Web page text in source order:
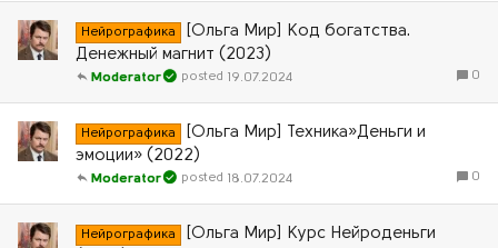
Нейрографика
[Ольга Мир] Код богатства.
Денежный магнит (2023)
0
19.07.2024
Moderator
Нейрографика
[Ольга Мир] Техника»Деньги и
эмоции» (2022)
0
18.07.2024
Moderator
Нейрографика
[Ольга Мир] Курс Нейроденьги